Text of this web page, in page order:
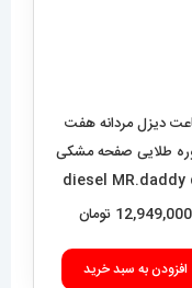
دیزل مردانه هفت
طلایی صفحه مشکی
diesel MR.daddy
01010
12,949,000 تومان
افزودن به سبد خرید